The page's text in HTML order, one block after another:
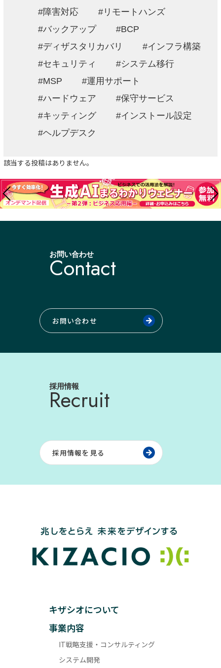
障害対応
リモートハンズ
バックアップ
BCP
ディザスタリカバリ
インフラ構築
セキュリティ
システム移行
MSP
運用サポート
ハードウェア
保守サービス
キッティング
インストール設定
ヘルプデスク
該当する投稿はありません。
お問い合わせ
Contact
お問い合わせ
採用情報
Recruit
採用情報を見る
キザシオについて
事業内容
IT戦略支援・コンサルティング
システム開発